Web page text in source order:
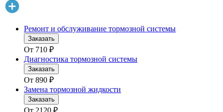
Ремонт и обслуживание тормозной системы
Заказать
От 710 ₽
Диагностика тормозной системы
Заказать
От 890 ₽
Замена тормозной жидкости
Заказать